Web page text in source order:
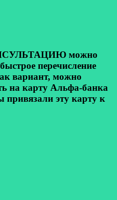
можно
перечисление
вариант, можно
на карту Альфа-банка
привязали эту карту к